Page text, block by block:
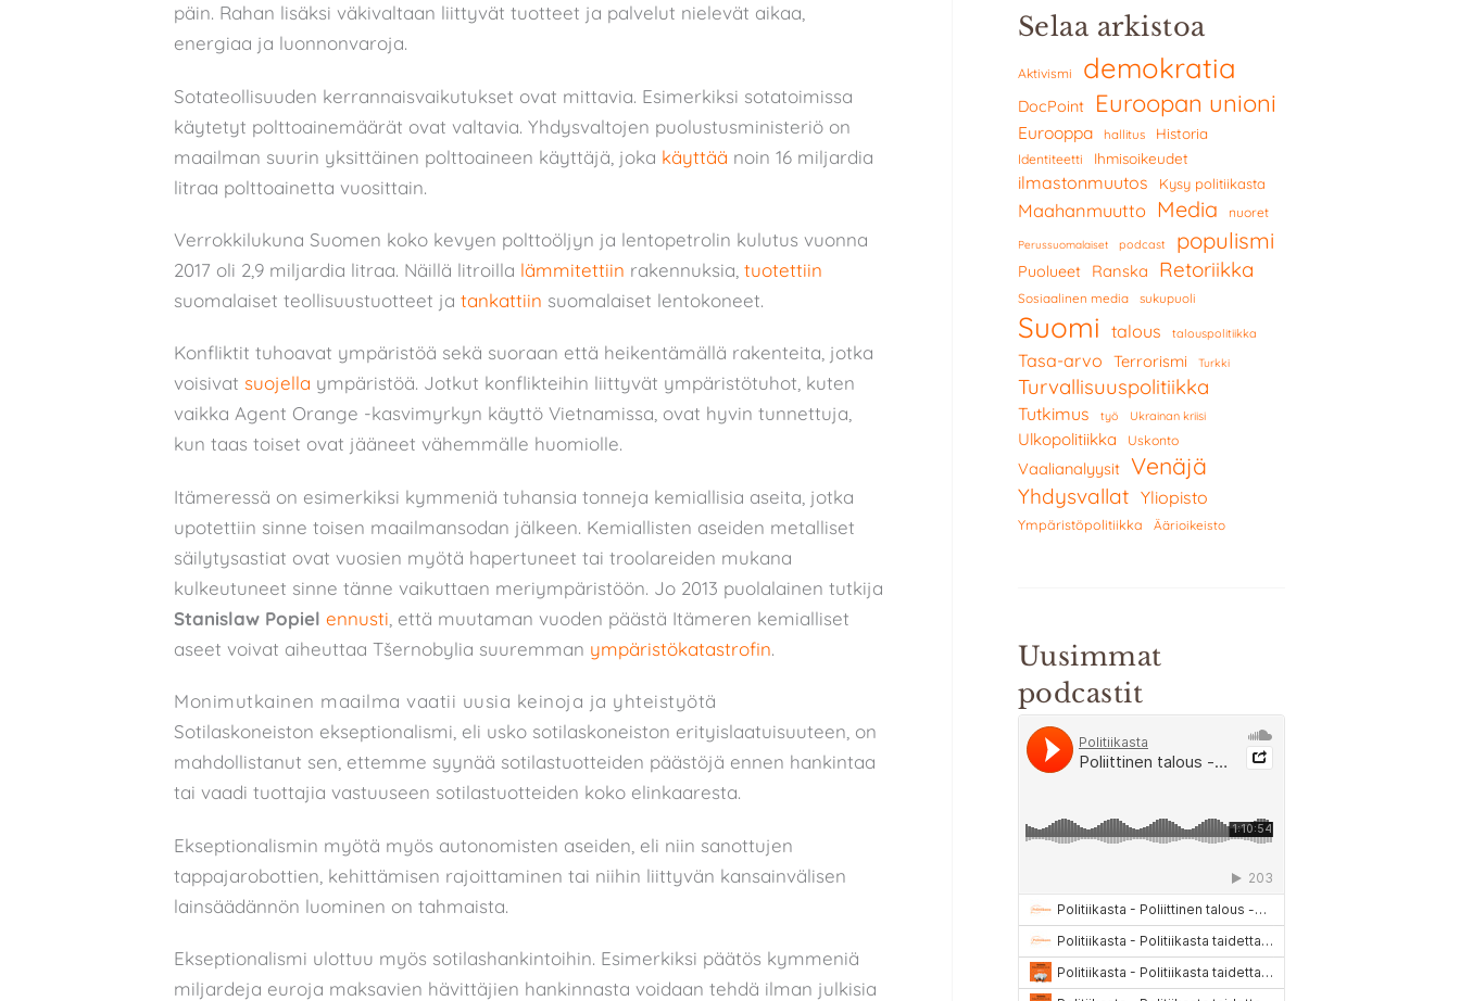
päin. Rahan lisäksi väkivaltaan liittyvät tuotteet ja palvelut nielevät aikaa,
energiaa ja luonnonvaroja.
Sotateollisuuden kerrannaisvaikutukset ovat mittavia. Esimerkiksi sotatoimissa
käytetyt polttoainemäärät ovat valtavia. Yhdysvaltojen puolustusministeriö on
maailman suurin yksittäinen polttoaineen käyttäjä, joka käyttää noin 16 miljardia
litraa polttoainetta vuosittain.
Verrokkilukuna Suomen koko kevyen polttoöljyn ja lentopetrolin kulutus vuonna
2017 oli 2,9 miljardia litraa. Näillä litroilla lämmitettiin rakennuksia, tuotettiin
suomalaiset teollisuustuotteet ja tankattiin suomalaiset lentokoneet.
Konfliktit tuhoavat ympäristöä sekä suoraan että heikentämällä rakenteita, jotka
voisivat suojella ympäristöä. Jotkut konflikteihin liittyvät ympäristötuhot, kuten
vaikka Agent Orange -kasvimyrkyn käyttö Vietnamissa, ovat hyvin tunnettuja,
kun taas toiset ovat jääneet vähemmälle huomiolle.
Itämeressä on esimerkiksi kymmeniä tuhansia tonneja kemiallisia aseita, jotka
upotettiin sinne toisen maailmansodan jälkeen. Kemiallisten aseiden metalliset
säilytysastiat ovat vuosien myötä hapertuneet tai troolareiden mukana
kulkeutuneet sinne tänne vaikuttaen meriympäristöön. Jo 2013 puolalainen tutkija
Stanislaw Popiel ennusti , että muutaman vuoden päästä Itämeren kemialliset
aseet voivat aiheuttaa Tšernobylia suuremman ympäristökatastrofin.
Monimutkainen maailma vaatii uusia keinoja ja yhteistyötä
Sotilaskoneiston ekseptionalismi, eli usko sotilaskoneiston erityislaatuisuuteen, on
mahdollistanut sen, ettemme syynää sotilastuotteiden päästöjä ennen hankintaa
tai vaadi tuottajia vastuuseen sotilastuotteiden koko elinkaaresta.
Ekseptionalismin myötä myös autonomisten aseiden, eli niin sanottujen
tappajarobottien, kehittämisen rajoittaminen tai niihin liittyvän kansainvälisen
lainsäädännön luominen on tahmaista.
Ekseptionalismi ulottuu myös sotilashankintoihin. Esimerkiksi päätös kymmeniä
miljardeja euroja maksavien hävittäjien hankinnasta voidaan tehdä ilman julkisia
Selaa arkistoa
Aktivismi demokratia
DocPoint Euroopan unioni
Eurooppa hallitus Historia
Identiteetti Ihmisoikeudet
ilmastonmuutos Kysy politiikasta
Maahanmuutto Media nuoret
Perussuomalaiset podcast populismi
Puolueet Ranska Retoriikka
Sosiaalinen media sukupuoli
Suomi talous talouspolitiikka
Tasa-arvo Terrorismi Turkki
Turvallisuuspolitiikka
Tutkimus työ Ukrainan kriisi
Ulkopolitiikka Uskonto
Vaalianalyysit Venäjä
Yhdysvallat Yliopisto
Ympäristöpolitiikka Äärioikeisto
Uusimmat
podcastit